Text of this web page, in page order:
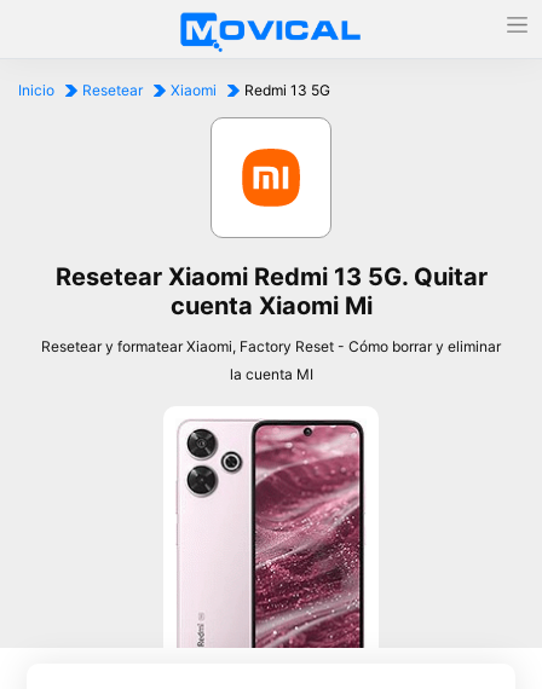
Inicio Resetear Xiaomi Redmi 13 5G
Resetear Xiaomi Redmi 13 5G. Quitar
cuenta Xiaomi Mi
Resetear y formatear Xiaomi, Factory Reset - Cómo borrar y eliminar
la cuenta MI